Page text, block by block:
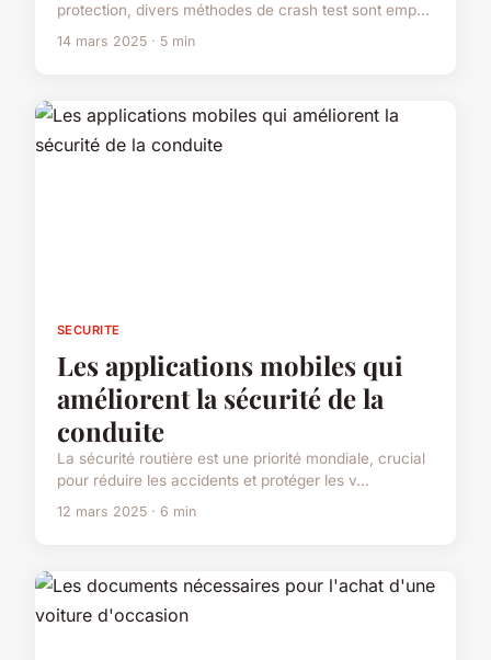
protection, divers méthodes de crash test sont emp...
14 mars 2025 · 5 min
SECURITE
Les applications mobiles qui
améliorent la sécurité de la
conduite
La sécurité routière est une priorité mondiale, crucial
pour réduire les accidents et protéger les v...
12 mars 2025 · 6 min